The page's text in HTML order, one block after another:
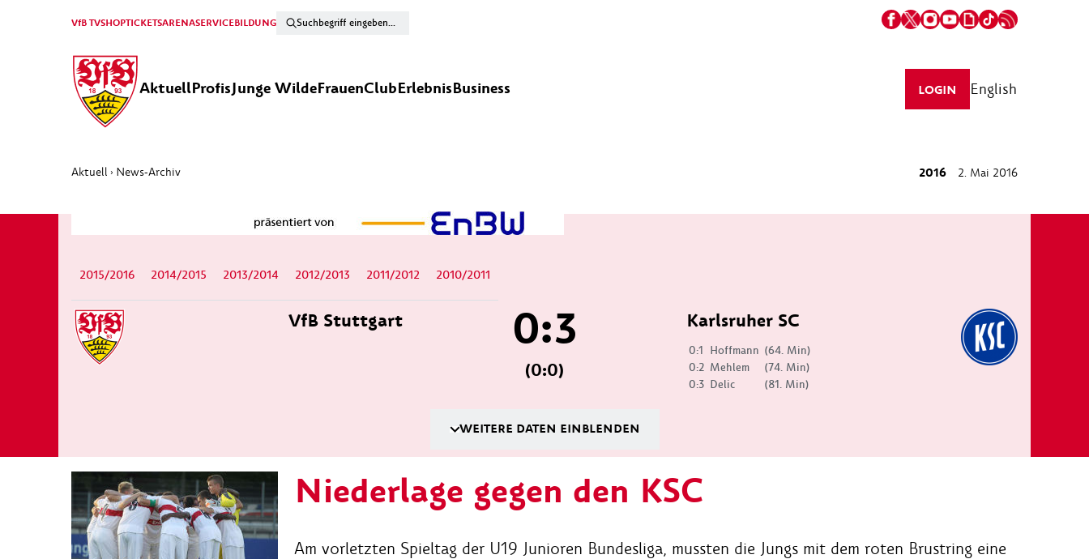
VfB TVSHOPTICKETSARENASERVICEBILDUNG
AktuellProfisJunge WildeFrauenClubErlebnisBusiness LOGIN English
Aktuell › News-Archiv 2016 2. Mai 2016
2015/2016 2014/2015 2013/2014 2012/2013 2011/2012 2010/2011
VfB Stuttgart Karlsruher SC
0:1 Hoffmann (64. Min)
0:2 Mehlem
(74. Min)
0:3 Delic (81. Min)
0:3
(0:0)
WEITERE DATEN EINBLENDEN
Niederlage gegen den KSC
Am vorletzten Spieltag der U19 Junioren Bundesliga, mussten die Jungs mit dem roten Brustring eine